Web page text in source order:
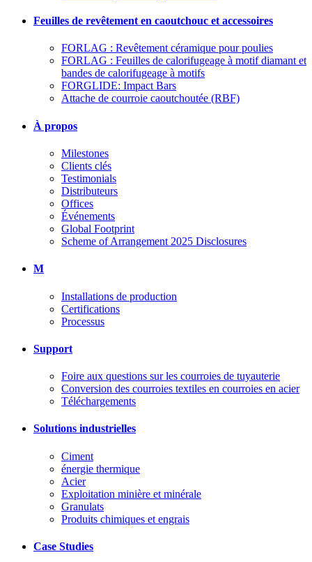
Feuilles de revêtement en caoutchouc et accessoires
FORLAG : Revêtement céramique pour poulies
FORLAG : Feuilles de calorifugeage à motif diamant et
bandes de calorifugeage à motifs
FORGLIDE: Impact Bars
Attache de courroie caoutchoutée (RBF)
À propos
Milestones
Clients clés
Testimonials
Distributeurs
Offices
Événements
Global Footprint
Scheme of Arrangement 2025 Disclosures
M
Installations de production
Certifications
Processus
Support
Foire aux questions sur les courroies de tuyauterie
Conversion des courroies textiles en courroies en acier
Téléchargements
Solutions industrielles
Ciment
énergie thermique
Acier
Exploitation minière et minérale
Granulats
Produits chimiques et engrais
Case Studies